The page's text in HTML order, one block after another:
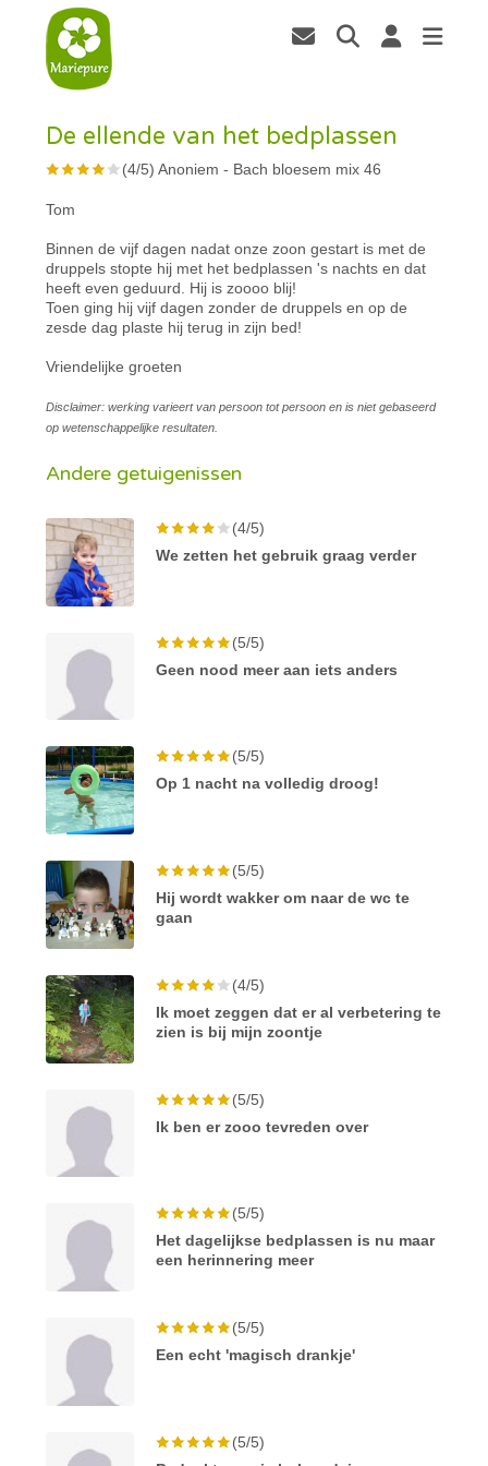
De ellende van het bedplassen
(4/5)Anoniem - Bach bloesem mix 46
Tom
Binnen de vijf dagen nadat onze zoon gestart is met de
druppels stopte hij met het bedplassen 's nachts en dat
heeft even geduurd. Hij is zoooo blij!
Toen ging hij vijf dagen zonder de druppels en op de
zesde dag plaste hij terug in zijn bed!
Vriendelijke groeten
Disclaimer: werking varieert van persoon tot persoon en is niet gebaseerd
op wetenschappelijke resultaten.
Andere getuigenissen
(4/5)
We zetten het gebruik graag verder
(5/5)
Geen nood meer aan iets anders
(5/5)
Op 1 nacht na volledig droog!
(5/5)
Hij wordt wakker om naar de wc te
gaan
(4/5)
Ik moet zeggen dat er al verbetering te
zien is bij mijn zoontje
(5/5)
Ik ben er zooo tevreden over
(5/5)
Het dagelijkse bedplassen is nu maar
een herinnering meer
(5/5)
Een echt 'magisch drankje'
(5/5)